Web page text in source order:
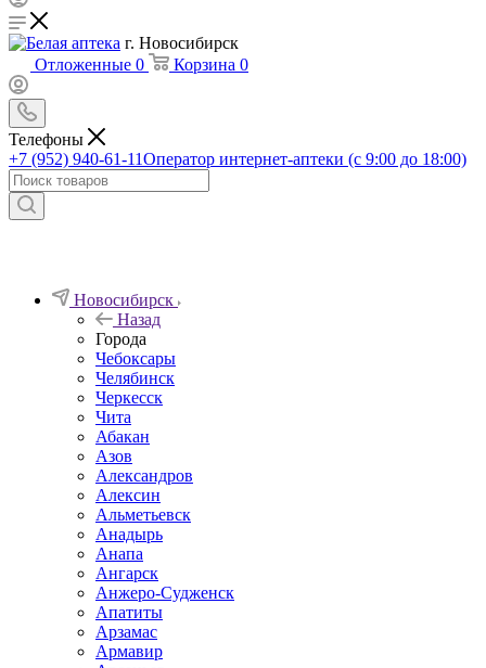
г. Новосибирск
Отложенные 0 Корзина 0
Телефоны
+7 (952) 940-61-11Оператор интернет-аптеки (с 9:00 до 18:00)
Новосибирск
Назад
Города
Чебоксары
Челябинск
Черкесск
Чита
Абакан
Азов
Александров
Алексин
Альметьевск
Анадырь
Анапа
Ангарск
Анжеро-Судженск
Апатиты
Арзамас
Армавир